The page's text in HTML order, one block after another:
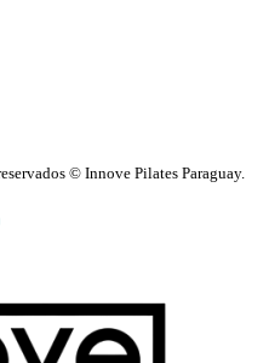
© Innove Pilates Paraguay.